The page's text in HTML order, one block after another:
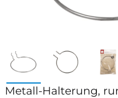
Metall-Halterung,